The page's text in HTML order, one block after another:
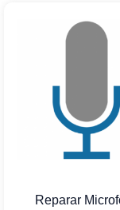
Reparar